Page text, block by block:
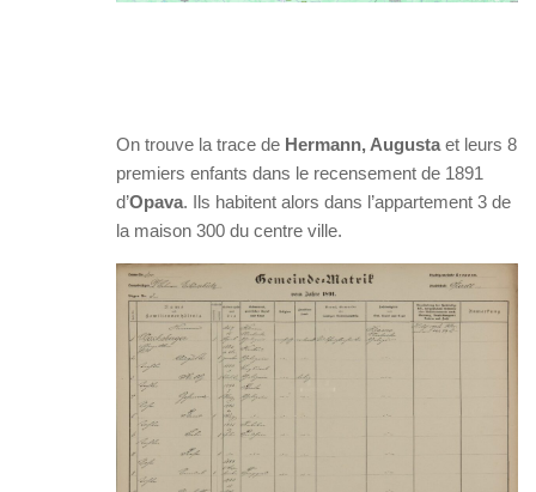
On trouve la trace de Hermann, Augusta et leurs 8
premiers enfants dans le recensement de 1891
d’Opava. Ils habitent alors dans l’appartement 3 de
la maison 300 du centre ville.